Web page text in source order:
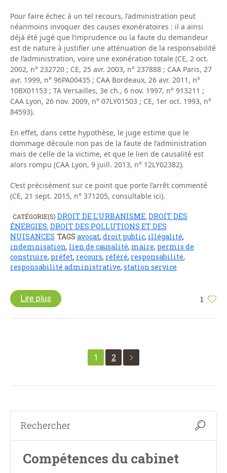
Pour faire échec à un tel recours, l’administration peut
néanmoins invoquer des causes exonératoires : il a ainsi
déjà été jugé que l’imprudence ou la faute du demandeur
est de nature à justifier une atténuation de la responsabilité
de l’administration, voire une exonération totale (CE, 2 oct.
2002, n° 232720 ; CE, 25 avr. 2003, n° 237888 ; CAA Paris, 27
avr. 1999, n° 96PA00435 ; CAA Bordeaux, 26 avr. 2011, n°
10BX01153 ; TA Versailles, 3e ch., 6 nov. 1997, n° 913211 ;
CAA Lyon, 26 nov. 2009, n° 07LY01503 ; CE, 1er oct. 1993, n°
84593).
En effet, dans cette hypothèse, le juge estime que le
dommage découle non pas de la faute de l’administration
mais de celle de la victime, et que le lien de causalité est
alors rompu (CAA Lyon, 9 juill. 2013, n° 12LY02382).
C’est précisément sur ce point que porte l’arrêt commenté
(CE, 21 sept. 2015, n° 371205, consultable ici).
CATÉGORIE(S) DROIT DE L'URBANISME, DROIT DES
ÉNERGIES, DROIT DES POLLUTIONS ET DES
NUISANCES TAGS avocat, droit public, illégalité,
indemnisation, lien de causalité, maire, permis de
construire, préfet, recours, référé, responsabilité,
responsabilité administrative, station service
1
Lire plus
1 2
Compétences du cabinet